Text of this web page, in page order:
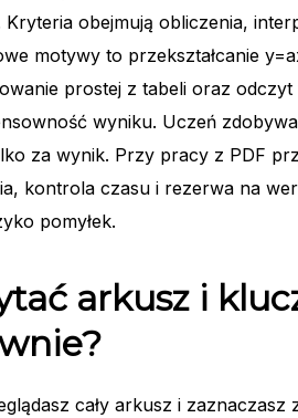
Kryteria obejmują obliczenia,
motywy to przekształcanie
prostej z tabeli oraz
wyniku. Uczeń
za wynik. Przy pracy z PDF
kontrola czasu i rezerwa na
pomyłek.
arkusz i
cały arkusz i